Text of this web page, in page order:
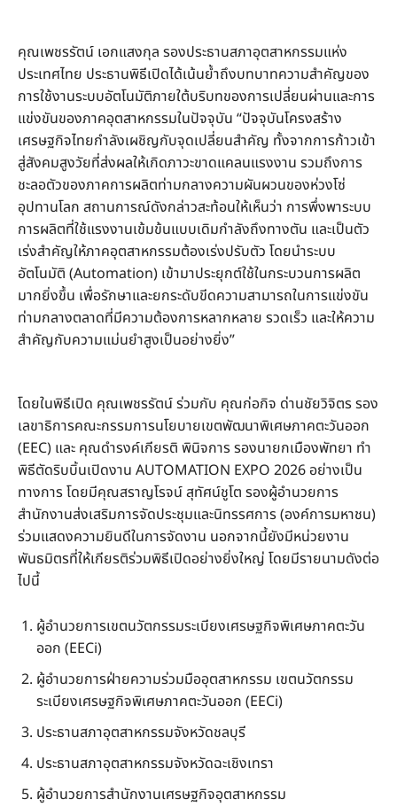
คุณเพชรรัตน์ เอกแสงกุล รองประธานสภาอุตสาหกรรมแห่ง
ประเทศไทย ประธานพิธีเปิดได้เน้นย้ำถึงบทบาทความสำคัญของ
การใช้งานระบบอัตโนมัติภายใต้บริบทของการเปลี่ยนผ่านและการ
แข่งขันของภาคอุตสาหกรรมในปัจจุบัน “ปัจจุบันโครงสร้าง
เศรษฐกิจไทยกำลังเผชิญกับจุดเปลี่ยนสำคัญ ทั้งจากการก้าวเข้า
สู่สังคมสูงวัยที่ส่งผลให้เกิดภาวะขาดแคลนแรงงาน รวมถึงการ
ชะลอตัวของภาคการผลิตท่ามกลางความผันผวนของห่วงโซ่
อุปทานโลก สถานการณ์ดังกล่าวสะท้อนให้เห็นว่า การพึ่งพาระบบ
การผลิตที่ใช้แรงงานเข้มข้นแบบเดิมกำลังถึงทางตัน และเป็นตัว
เร่งสำคัญให้ภาคอุตสาหกรรมต้องเร่งปรับตัว โดยนำระบบ
อัตโนมัติ (Automation) เข้ามาประยุกต์ใช้ในกระบวนการผลิต
มากยิ่งขึ้น เพื่อรักษาและยกระดับขีดความสามารถในการแข่งขัน
ท่ามกลางตลาดที่มีความต้องการหลากหลาย รวดเร็ว และให้ความ
สำคัญกับความแม่นยำสูงเป็นอย่างยิ่ง”
โดยในพิธีเปิด คุณเพชรรัตน์ ร่วมกับ คุณก่อกิจ ด่านชัยวิจิตร รอง
เลขาธิการคณะกรรมการนโยบายเขตพัฒนาพิเศษภาคตะวันออก
(EEC) และ คุณดำรงค์เกียรติ พินิจการ รองนายกเมืองพัทยา ทำ
พิธีตัดริบบิ้นเปิดงาน AUTOMATION EXPO 2026 อย่างเป็น
ทางการ โดยมีคุณสราญโรจน์ สุทัศน์ชูโต รองผู้อำนวยการ
สำนักงานส่งเสริมการจัดประชุมและนิทรรศการ (องค์การมหาชน)
ร่วมแสดงความยินดีในการจัดงาน นอกจากนี้ยังมีหน่วยงาน
พันธมิตรที่ให้เกียรติร่วมพิธีเปิดอย่างยิ่งใหญ่ โดยมีรายนามดังต่อ
ไปนี้
ผู้อำนวยการเขตนวัตกรรมระเบียงเศรษฐกิจพิเศษภาคตะวัน
ออก (EECi)
ผู้อำนวยการฝ่ายความร่วมมืออุตสาหกรรม เขตนวัตกรรม
ระเบียงเศรษฐกิจพิเศษภาคตะวันออก (EECi)
ประธานสภาอุตสาหกรรมจังหวัดชลบุรี
ประธานสภาอุตสาหกรรมจังหวัดฉะเชิงเทรา
ผู้อำนวยการสำนักงานเศรษฐกิจอุตสาหกรรม